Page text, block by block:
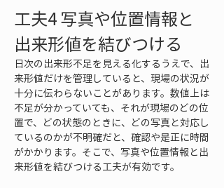
工夫4 写真や位置情報と
出来形値を結びつける
日次の出来形不足を見える化するうえで、出
来形値だけを管理していると、現場の状況が
十分に伝わらないことがあります。数値上は
不足が分かっていても、それが現場のどの位
置で、どの状態のときに、どの写真と対応し
ているのかが不明確だと、確認や是正に時間
がかかります。そこで、写真や位置情報と出
来形値を結びつける工夫が有効です。